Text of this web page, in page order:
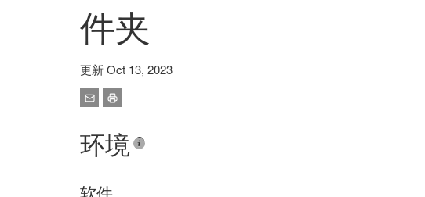
件夹
更新 Oct 13, 2023
环境